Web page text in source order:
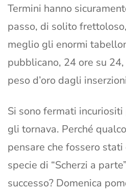
Termini hanno
passo, di solito
meglio gli enormi
pubblicano, 24 ore su
peso d’oro dagli
Si sono fermati
gli tornava. Perché
pensare che fossero
specie di “Scherzi a
successo? Domenica